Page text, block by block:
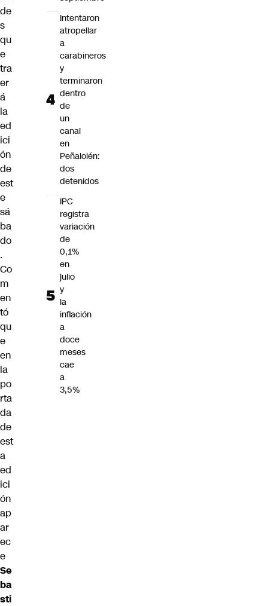
de
s
qu
e
tra
er
á
la
ed
ici
ón
de
est
e
sá
ba
do
.
Co
m
en
tó
qu
e
en
la
po
rta
da
de
est
a
ed
ici
ón
ap
ar
ec
e
Se
ba
sti
Intentaron
atropellar
a
carabineros
y
terminaron
dentro
de
un
canal
en
Peñalolén:
dos
detenidos
IPC
registra
variación
de
0,1%
en
julio
y
la
inflación
a
doce
meses
cae
a
3,5%